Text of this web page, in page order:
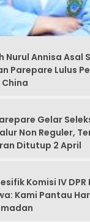
Nurul Annisa Asal
Parepare Lulus
Gelar
Non Reguler,
Ditutup 2 April
Komisi IV DPR
Kami Pantau